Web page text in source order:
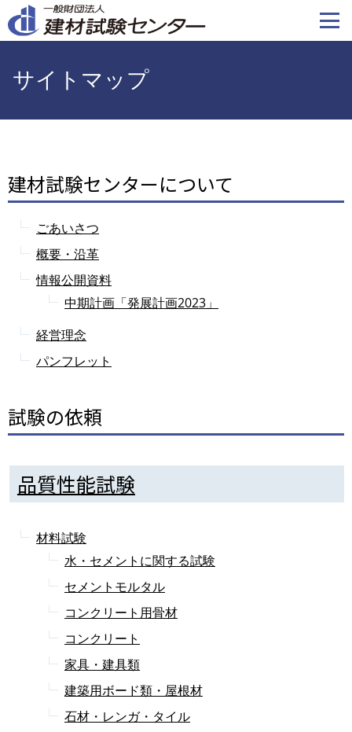
イ
移
動
サイトマップ
建材試験センターについて
ごあいさつ
概要・沿革
情報公開資料
中期計画「発展計画2023」
経営理念
パンフレット
試験の依頼
品質性能試験
材料試験
水・セメントに関する試験
セメントモルタル
コンクリート用骨材
コンクリート
家具・建具類
建築用ボード類・屋根材
石材・レンガ・タイル